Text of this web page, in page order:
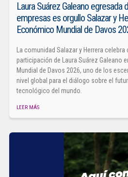
Laura Suárez Galeano egresada
empresas es orgullo Salazar y
Económico Mundial de Davos
La comunidad Salazar y Herrera
participación de Laura Suárez Galeano
Mundial de Davos 2026, uno de los
nivel global para el diálogo sobre el
tecnológico del mundo.
LEER MÁS